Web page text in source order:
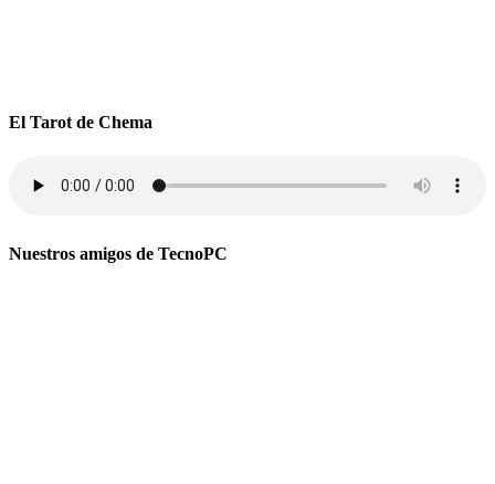
El Tarot de Chema
Nuestros amigos de TecnoPC